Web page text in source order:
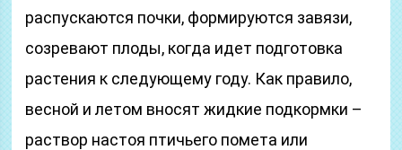
распускаются почки, формируются завязи,
созревают плоды, когда идет подготовка
растения к следующему году. Как правило,
весной и летом вносят жидкие подкормки –
раствор настоя птичьего помета или